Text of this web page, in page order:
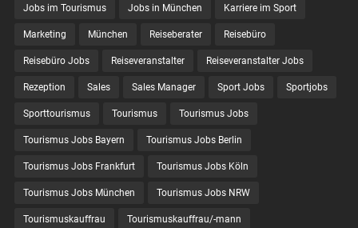
Jobs im Tourismus Jobs in München Karriere im Sport
Marketing München Reiseberater Reisebüro
Reisebüro Jobs Reiseveranstalter Reiseveranstalter Jobs
Rezeption Sales Sales Manager Sport Jobs Sportjobs
Sporttourismus Tourismus Tourismus Jobs
Tourismus Jobs Bayern Tourismus Jobs Berlin
Tourismus Jobs Frankfurt Tourismus Jobs Köln
Tourismus Jobs München Tourismus Jobs NRW
Tourismuskauffrau Tourismuskauffrau/-mann